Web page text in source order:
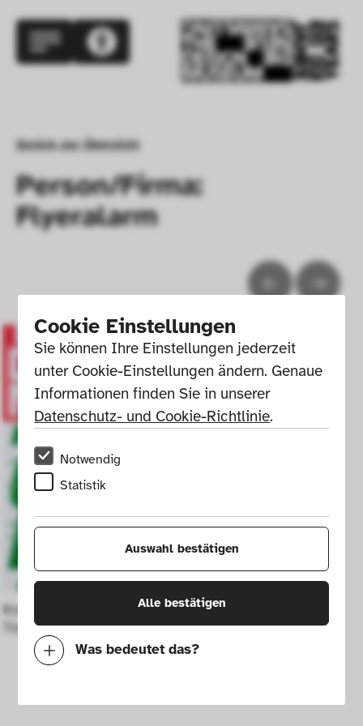
Cookie Einstellungen
Sie können Ihre Einstellungen jederzeit
unter Cookie-Einstellungen ändern. Genaue
Informationen finden Sie in unserer
Datenschutz- und Cookie-Richtlinie.
Notwendig
Statistik
Auswahl bestätigen
Alle bestätigen
Was bedeutet das?
Mit diesen Cookies können wir durch
Zurück zur Übersicht
Person/Firma:
Flyeralarm
Konstantin Grcic: The Good, The Bad,
The Ugly